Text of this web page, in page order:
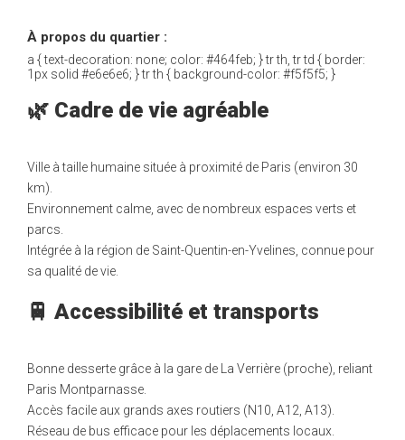
À propos du quartier :
a { text-decoration: none; color: #464feb; } tr th, tr td { border:
1px solid #e6e6e6; } tr th { background-color: #f5f5f5; }
🌿 Cadre de vie agréable
Ville à taille humaine située à proximité de Paris (environ 30
km).
Environnement calme, avec de nombreux espaces verts et
parcs.
Intégrée à la région de Saint-Quentin-en-Yvelines, connue pour
sa qualité de vie.
🚆 Accessibilité et transports
Bonne desserte grâce à la gare de La Verrière (proche), reliant
Paris Montparnasse.
Accès facile aux grands axes routiers (N10, A12, A13).
Réseau de bus efficace pour les déplacements locaux.